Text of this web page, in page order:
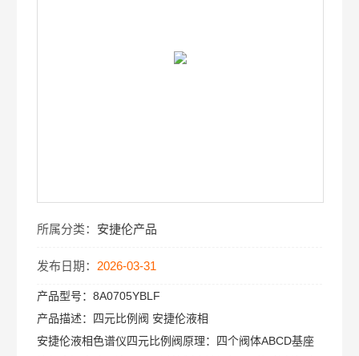
所属分类： 安捷伦产品
发布日期： 2026-03-31
产品型号：8A0705YBLF
产品描述：
四元比例阀 安捷伦液相
安捷伦液相色谱仪四元比例阀原理：四个阀体ABCD基座